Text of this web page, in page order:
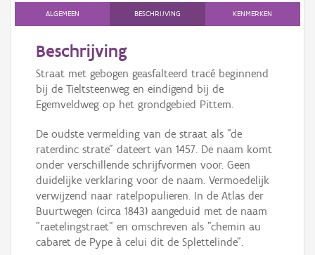
AanmeldenALGEMEEN BESCHRIJVING KENMERKEN
Beschrijving
Straat met gebogen geasfalteerd tracé beginnend
bij de Tieltsteenweg en eindigend bij de
Egemveldweg op het grondgebied Pittem.
De oudste vermelding van de straat als "de
raterdinc strate" dateert van 1457. De naam komt
onder verschillende schrijfvormen voor. Geen
duidelijke verklaring voor de naam. Vermoedelijk
verwijzend naar ratelpopulieren. In de Atlas der
Buurtwegen (circa 1843) aangeduid met de naam
"raetelingstraet" en omschreven als "chemin au
cabaret de Pype à celui dit de Splettelinde".